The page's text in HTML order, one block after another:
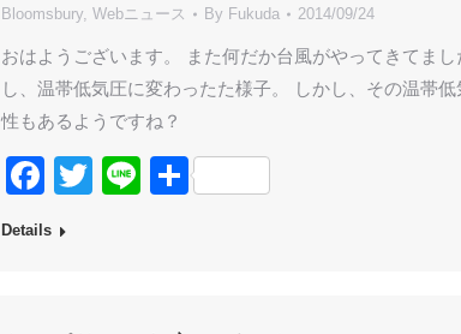
Bloomsbury, Webニュース By Fukuda 2014/09/24
おはようございます。 また何だか台風がやってきてま
し、温帯低気圧に変わったた様子。 しかし、その温帯
性もあるようですね？
Facebook
Twitter
Line共
Details